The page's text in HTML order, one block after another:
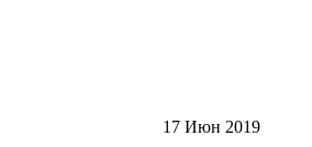
17 Июн 2019